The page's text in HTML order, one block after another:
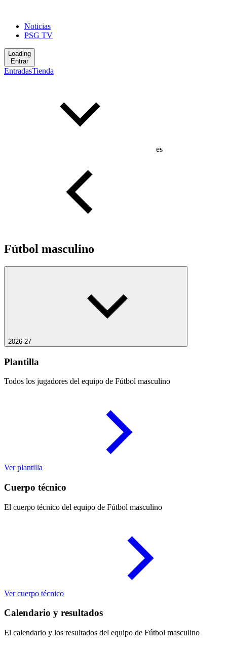
Noticias
PSG TV
Loading
Entrar
EntradasTienda
es
Fútbol masculino
2026-27
Plantilla
Todos los jugadores del equipo de Fútbol masculino
Ver plantilla
Cuerpo técnico
El cuerpo técnico del equipo de Fútbol masculino
Ver cuerpo técnico
Calendario y resultados
El calendario y los resultados del equipo de Fútbol masculino